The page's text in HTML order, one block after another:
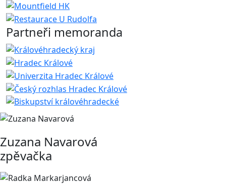
Partneři memoranda
Zuzana Navarová
zpěvačka